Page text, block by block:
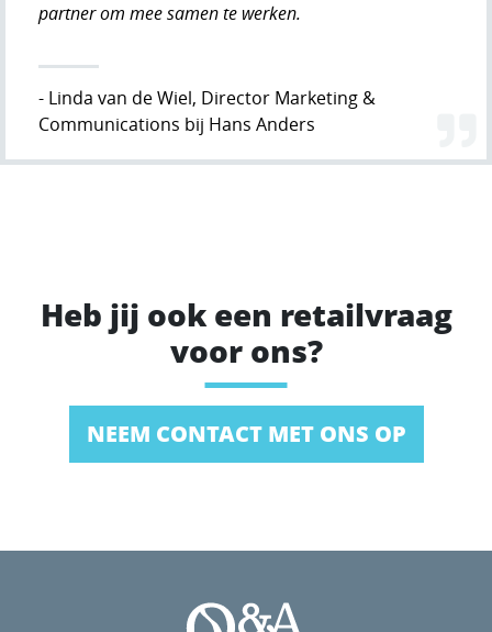
partner om mee samen te werken.
- Linda van de Wiel, Director Marketing &
Communications bij Hans Anders
Heb jij ook een retailvraag
voor ons?
NEEM CONTACT MET ONS OP